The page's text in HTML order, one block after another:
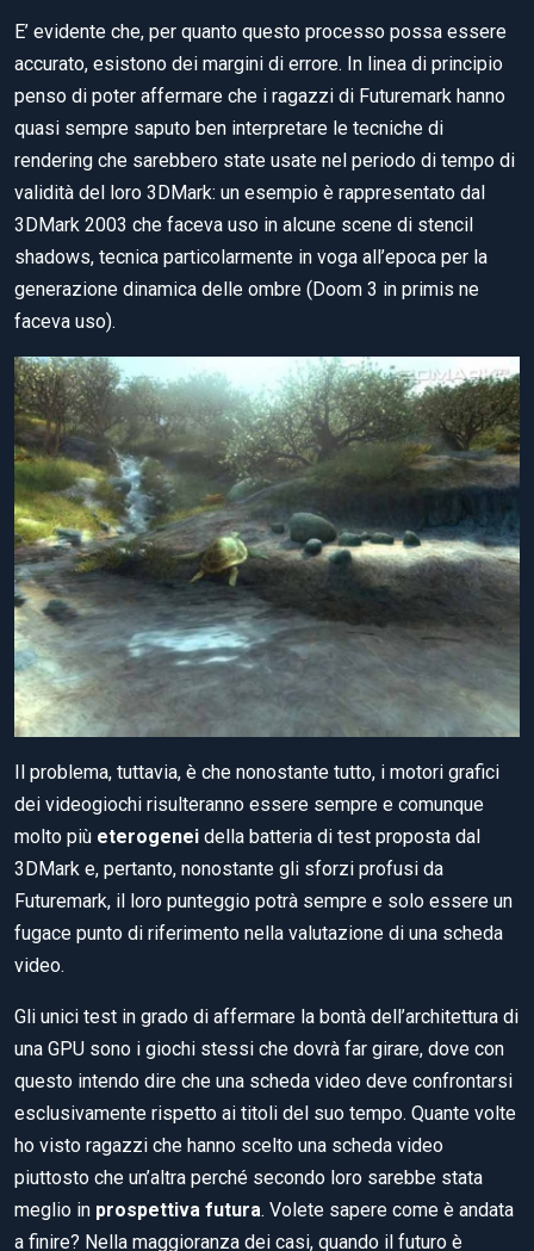
E’ evidente che, per quanto questo processo possa essere
accurato, esistono dei margini di errore. In linea di principio
penso di poter affermare che i ragazzi di Futuremark hanno
quasi sempre saputo ben interpretare le tecniche di
rendering che sarebbero state usate nel periodo di tempo di
validità del loro 3DMark: un esempio è rappresentato dal
3DMark 2003 che faceva uso in alcune scene di stencil
shadows, tecnica particolarmente in voga all’epoca per la
generazione dinamica delle ombre (Doom 3 in primis ne
faceva uso).
Il problema, tuttavia, è che nonostante tutto, i motori grafici
dei videogiochi risulteranno essere sempre e comunque
molto più eterogenei della batteria di test proposta dal
3DMark e, pertanto, nonostante gli sforzi profusi da
Futuremark, il loro punteggio potrà sempre e solo essere un
fugace punto di riferimento nella valutazione di una scheda
video.
Gli unici test in grado di affermare la bontà dell’architettura di
una GPU sono i giochi stessi che dovrà far girare, dove con
questo intendo dire che una scheda video deve confrontarsi
esclusivamente rispetto ai titoli del suo tempo. Quante volte
ho visto ragazzi che hanno scelto una scheda video
piuttosto che un’altra perché secondo loro sarebbe stata
meglio in prospettiva futura. Volete sapere come è andata
a finire? Nella maggioranza dei casi, quando il futuro è